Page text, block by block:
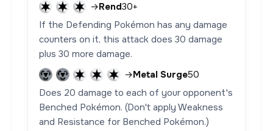
→Rend30+
If the Defending Pokémon has any damage
counters on it, this attack does 30 damage
plus 30 more damage.
→Metal Surge50
Does 20 damage to each of your opponent's
Benched Pokémon. (Don't apply Weakness
and Resistance for Benched Pokémon.)